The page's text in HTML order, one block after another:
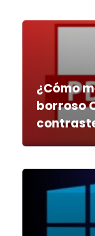
¿Cómo
borroso